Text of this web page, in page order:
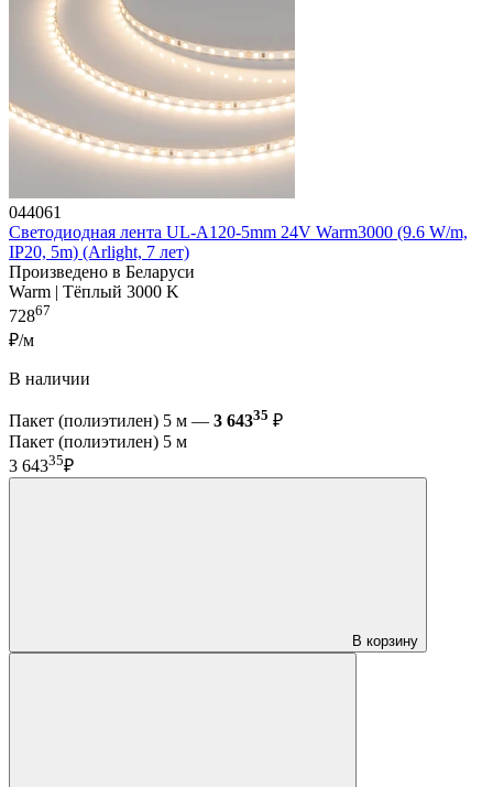
044061
Светодиодная лента UL-A120-5mm 24V Warm3000 (9.6 W/m,
IP20, 5m) (Arlight, 7 лет)
Произведено в Беларуси
Warm | Тёплый 3000 K
72867
₽/м
В наличии
Пакет (полиэтилен) 5 м — 3 64335 ₽
Пакет (полиэтилен) 5 м
3 64335₽
В корзину